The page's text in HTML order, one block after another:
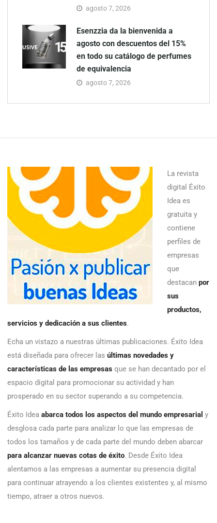
agosto 7, 2026
Esenzzia da la bienvenida a
agosto con descuentos del 15%
en todo su catálogo de perfumes
de equivalencia
agosto 7, 2026
La revista
digital Éxito
Idea es
gratuita y
contiene
perfiles de
empresas
que
destacan por
sus
productos,
servicios y dedicación a sus clientes.
Echa un vistazo a nuestras últimas publicaciones. Éxito Idea
está diseñada para ofrecer las últimas novedades y
características de las empresas que se han decantado por el
espacio digital para promocionar su actividad y han
prosperado en su sector superando a su competencia.
Éxito Idea abarca todos los aspectos del mundo empresarial y
desglosa cada parte para analizar lo que las empresas de
todos los tamaños y de cada parte del mundo deben abarcar
para alcanzar nuevas cotas de éxito. Desde Éxito Idea
alentamos a las empresas a aumentar su presencia digital
para continuar atrayendo a los clientes existentes y, al mismo
tiempo, atraer a otros nuevos.